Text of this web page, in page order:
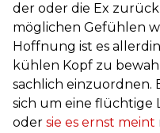
der oder die Ex
möglichen Gefühlen
Hoffnung ist es
kühlen Kopf zu
sachlich einzuordnen.
sich um eine flüchtige
oder sie es ernst meint